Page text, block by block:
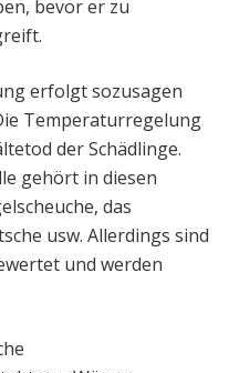
bevor er zu
erfolgt sozusagen
Temperaturregelung
der Schädlinge.
gehört in diesen
das
usw. Allerdings sind
und werden